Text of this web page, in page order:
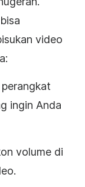
video
ingin Anda
volume di